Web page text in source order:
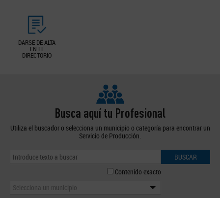
DARSE DE ALTA
EN EL
DIRECTORIO
Busca aquí tu Profesional
Utiliza el buscador o selecciona un municipio o categoría para encontrar un
Servicio de Producción.
BUSCAR
Contenido exacto
Selecciona un municipio